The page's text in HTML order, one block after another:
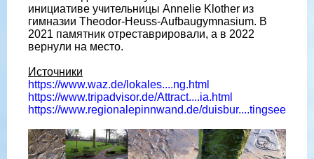
инициативе учительницы Annelie Klother из
гимназии Theodor-Heuss-Aufbaugymnasium. В
2021 памятник отреставрировали, а в 2022
вернули на место.
Источники
https://www.waz.de/lokales....ng.html
https://www.tripadvisor.de/Attract....ia.html
https://www.regionalepinnwand.de/duisbur....tingsee